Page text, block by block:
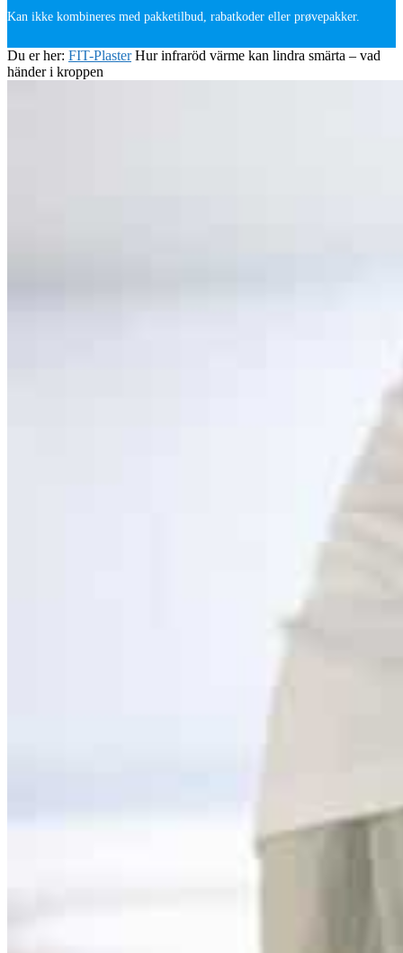
Kan ikke kombineres med pakketilbud, rabatkoder eller prøvepakker.
Du er her: FIT-Plaster Hur infraröd värme kan lindra smärta – vad
händer i kroppen